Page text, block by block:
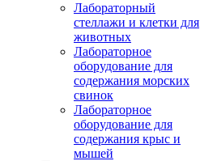
Лабораторный
стеллажи и клетки для
животных
Лабораторное
оборудование для
содержания морских
свинок
Лабораторное
оборудование для
содержания крыс и
мышей